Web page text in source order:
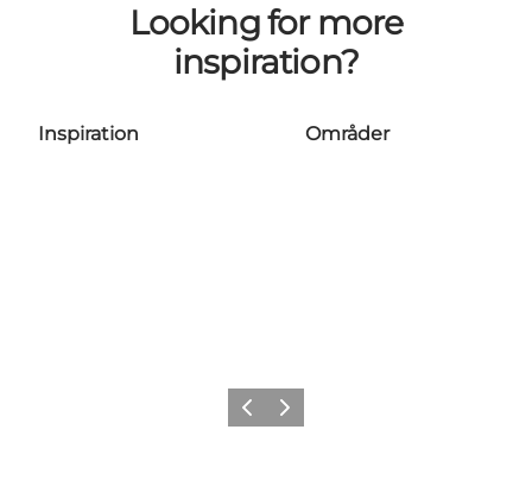
Looking for more
inspiration?
Inspiration Områder
ForrigeNæste